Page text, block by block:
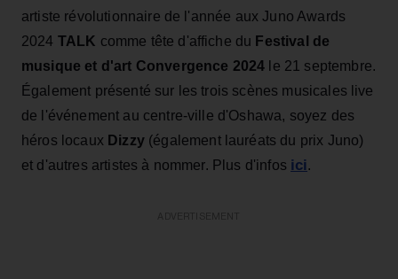
artiste révolutionnaire de l'année aux Juno Awards
2024 TALK comme tête d'affiche du Festival de
musique et d'art Convergence 2024 le 21 septembre.
Également présenté sur les trois scènes musicales live
de l'événement au centre-ville d'Oshawa, soyez des
héros locaux Dizzy(également lauréats du prix Juno)
et d'autres artistes à nommer. Plus d'infos ici.